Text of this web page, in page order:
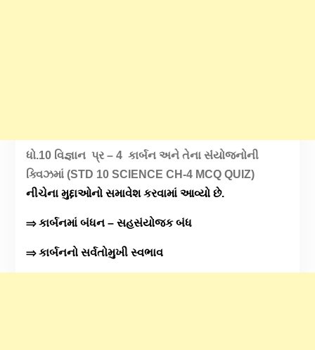
ધો.10 વિજ્ઞાન પ્ર – 4 કાર્બન અને તેના સંંયોજનોની
ક્વિઝમાં (STD 10 SCIENCE CH-4 MCQ QUIZ)
નીચેના મુદ્દાઓનો સમાવેશ કરવામાં આવ્યો છે.
⇒ કાર્બનમાં બંધન – સહસંયોજક બંધ
⇒ કાર્બનનો સર્વતોમુખી સ્વભાવ